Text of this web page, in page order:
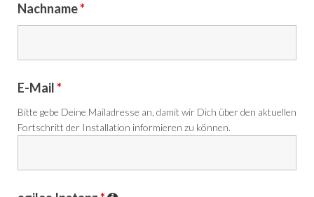
Nachname*
E-Mail*
Bitte gebe Deine Mailadresse an, damit wir Dich über den aktuellen
Fortschritt der Installation informieren zu können.